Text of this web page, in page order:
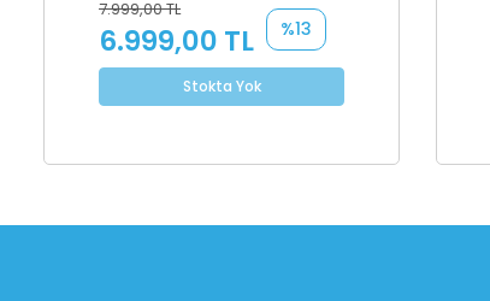
7.999,00 TL
6.999,00 TL %13
Stokta Yok